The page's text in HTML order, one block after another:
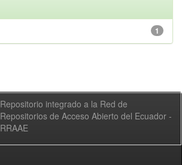
1
Repositorio integrado a la Red de
Repositorios de Acceso Abierto del Ecuador -
RRAAE